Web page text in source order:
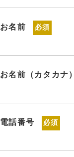
お名前 必須
お名前（カタカナ）
電話番号 必須